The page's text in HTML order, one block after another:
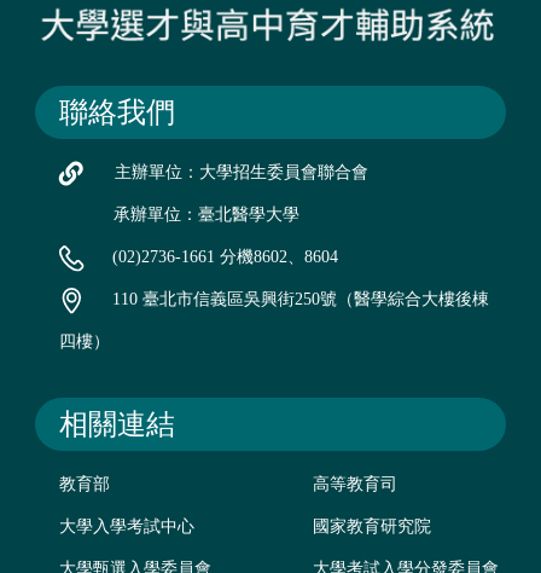
聯絡我們
主辦單位：大學招生委員會聯合會
承辦單位：臺北醫學大學
(02)2736-1661 分機8602、8604
110 臺北市信義區吳興街250號（醫學綜合大樓後棟
四樓）
相關連結
教育部 高等教育司
大學入學考試中心 國家教育研究院
大學甄選入學委員會 大學考試入學分發委員會